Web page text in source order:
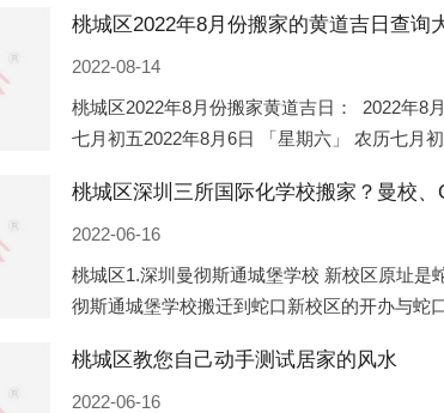
2022-08-14
桃城区2022年8月份搬家黄道吉日： 2022年8
七月初五2022年8月6日 「星期六」 农历七月
2022-06-16
桃城区1.深圳曼彻斯通城堡学校 新校区原址是
彻斯通城堡学校搬迁到蛇口新校区的开办与蛇
正式并入蛇口外籍
桃城区教您自己动手测试居家的风水
2022-06-16